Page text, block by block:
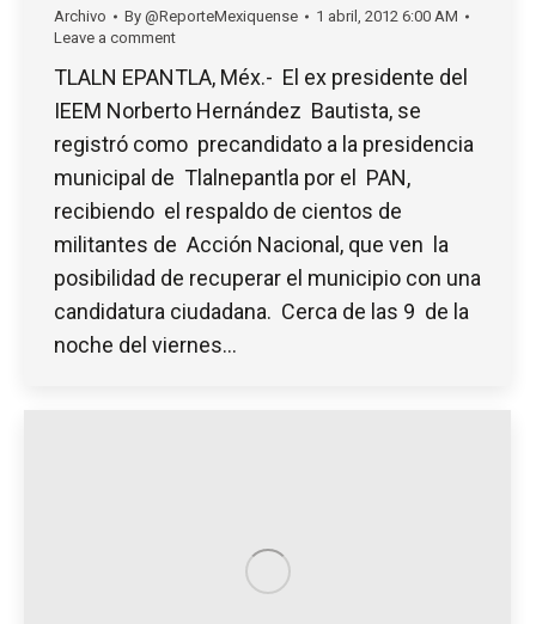
Archivo By @ReporteMexiquense
1 abril, 2012 6:00 AM
Leave a comment
TLALN EPANTLA, Méx.- El ex presidente del
IEEM Norberto Hernández Bautista, se
registró como precandidato a la presidencia
municipal de Tlalnepantla por el PAN,
recibiendo el respaldo de cientos de
militantes de Acción Nacional, que ven la
posibilidad de recuperar el municipio con una
candidatura ciudadana. Cerca de las 9 de la
noche del viernes…